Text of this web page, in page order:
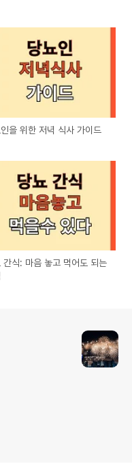
을 위한 저녁 식사 가이드
간식: 마음 놓고 먹어도 되는